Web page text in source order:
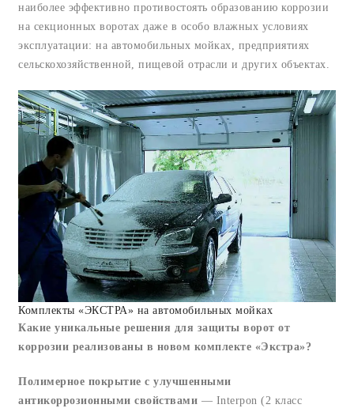
наиболее эффективно противостоять образованию коррозии
на секционных воротах даже в особо влажных условиях
эксплуатации: на автомобильных мойках, предприятиях
сельскохозяйственной, пищевой отрасли и других объектах.
Комплекты «ЭКСТРА» на автомобильных мойках
Какие уникальные решения для защиты ворот от
коррозии реализованы в новом комплекте «Экстра»?
Полимерное покрытие с улучшенными
антикоррозионными свойствами — Interpon (2 класс